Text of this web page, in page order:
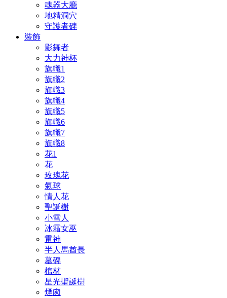
魂器大廳
地精洞穴
守護者碑
裝飾
影舞者
大力神杯
旗幟1
旗幟2
旗幟3
旗幟4
旗幟5
旗幟6
旗幟7
旗幟8
花1
花
玫瑰花
氣球
情人花
聖誕樹
小雪人
冰霜女巫
雷神
半人馬酋長
墓碑
棺材
星光聖誕樹
煙囪